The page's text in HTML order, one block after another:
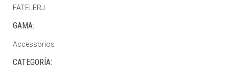
FATELERJ
GAMA:
Accessorios
CATEGORÍA: